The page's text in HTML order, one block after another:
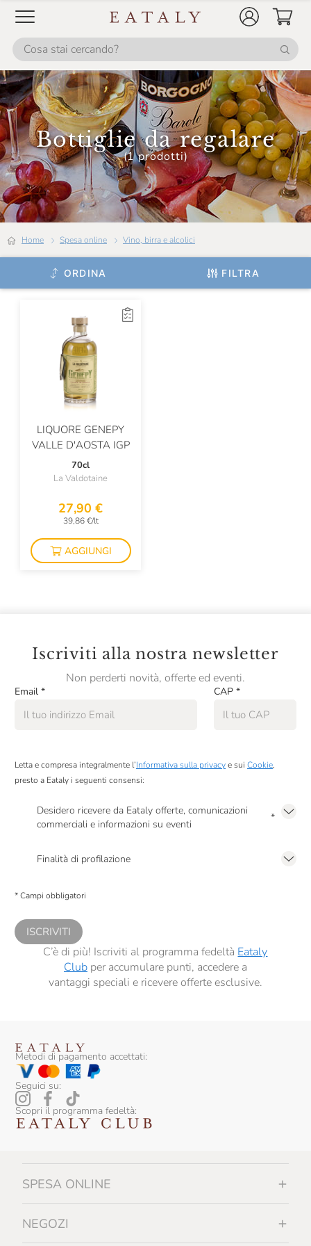
Bottiglie da regalare
(1 prodotti)
Home Spesa online Vino, birra e alcolici
ORDINA FILTRA
LIQUORE GENEPY
VALLE D'AOSTA IGP
70cl
La Valdotaine
27,90 €
39,86 €/lt
AGGIUNGI
Iscriviti alla nostra newsletter
Non perderti novità, offerte ed eventi.
Email * CAP *
Letta e compresa integralmente l’Informativa sulla privacye sui Cookie,
presto a Eataly i seguenti consensi:
Desidero ricevere da Eataly offerte, comunicazioni
commerciali e informazioni su eventi
*
Finalità di profilazione
comunicazioni commerciali personalizzate, in caso di consenso prestato ai
* Campi obbligatori
ISCRIVITI
C’è di più! Iscriviti al programma fedeltà Eataly
Clubper accumulare punti, accedere a
vantaggi speciali e ricevere offerte esclusive.
Metodi di pagamento accettati:
Seguici su:
Scopri il programma fedeltà:
SPESA ONLINE
NEGOZI